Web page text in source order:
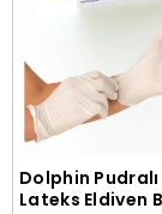
Sepete
Dolphin Pudralı
Lateks Eldiven